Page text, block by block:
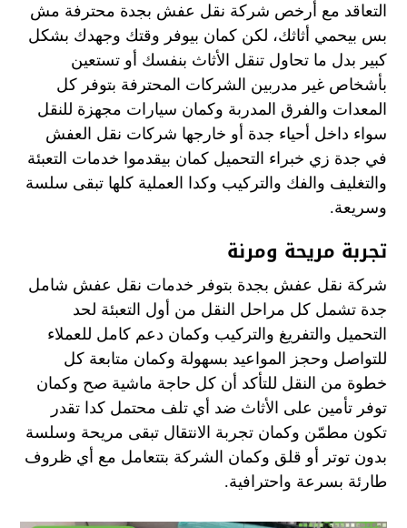
التعاقد مع أرخص شركة نقل عفش بجدة محترفة مش
بس بيحمي أثاثك، لكن كمان بيوفر وقتك وجهدك بشكل
كبير بدل ما تحاول تنقل الأثاث بنفسك أو تستعين
بأشخاص غير مدربين الشركات المحترفة بتوفر كل
المعدات والفرق المدربة وكمان سيارات مجهزة للنقل
سواء داخل أحياء جدة أو خارجها شركات نقل العفش
في جدة زي خبراء التحميل كمان بيقدموا خدمات التعبئة
والتغليف والفك والتركيب وكدا العملية كلها تبقى سلسة
وسريعة.
تجربة مريحة ومرنة
شركة نقل عفش بجدة بتوفر خدمات نقل عفش شامل
جدة تشمل كل مراحل النقل من أول التعبئة لحد
التحميل والتفريغ والتركيب وكمان دعم كامل للعملاء
للتواصل وحجز المواعيد بسهولة وكمان متابعة كل
خطوة من النقل للتأكد أن كل حاجة ماشية صح وكمان
توفر تأمين على الأثاث ضد أي تلف محتمل كدا تقدر
تكون مطمّن وكمان تجربة الانتقال تبقى مريحة وسلسة
بدون توتر أو قلق وكمان الشركة بتتعامل مع أي ظروف
طارئة بسرعة واحترافية.